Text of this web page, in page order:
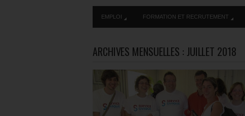
EMPLOI FORMATION ET RECRUTEMENT
ARCHIVES MENSUELLES : JUILLET 2018